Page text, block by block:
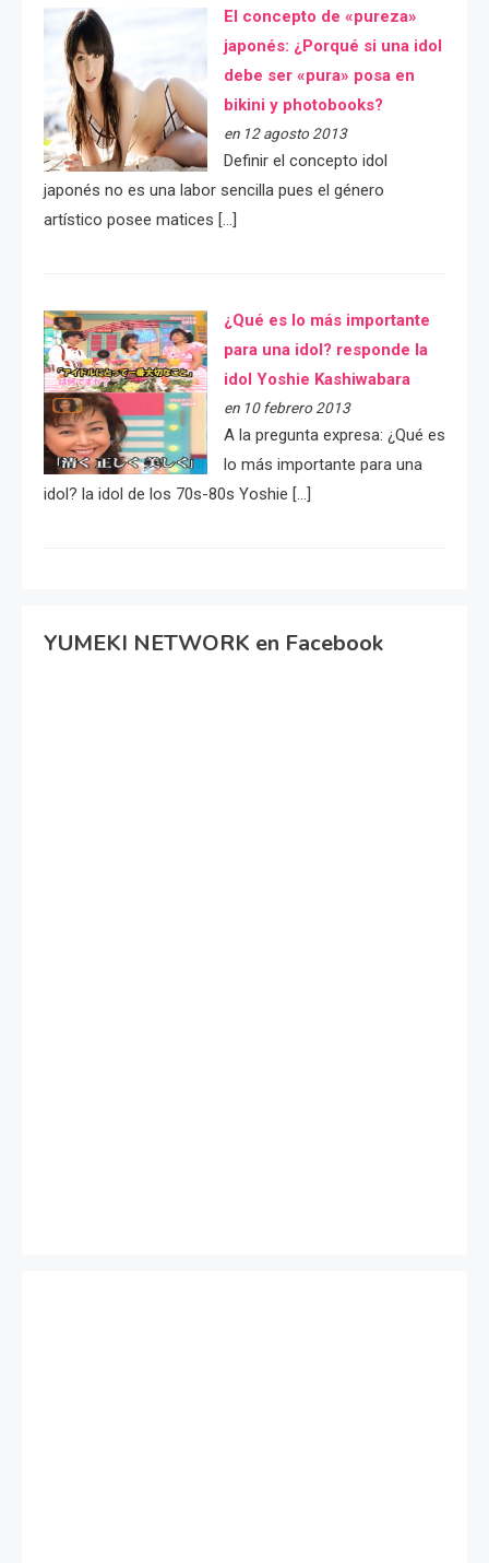
El concepto de «pureza»
japonés: ¿Porqué si una idol
debe ser «pura» posa en
bikini y photobooks?
en 12 agosto 2013
Definir el concepto idol
japonés no es una labor sencilla pues el género
artístico posee matices […]
¿Qué es lo más importante
para una idol? responde la
idol Yoshie Kashiwabara
en 10 febrero 2013
A la pregunta expresa: ¿Qué es
lo más importante para una
idol? la idol de los 70s-80s Yoshie […]
YUMEKI NETWORK en Facebook